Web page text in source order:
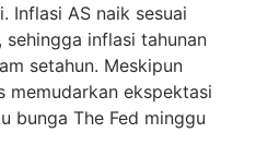
Inflasi AS naik sesuai
inflasi tahunan
setahun. Meskipun
memudarkan ekspektasi
bunga The Fed minggu